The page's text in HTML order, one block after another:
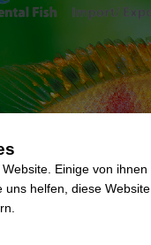
Einige von ihnen
uns helfen, diese Website